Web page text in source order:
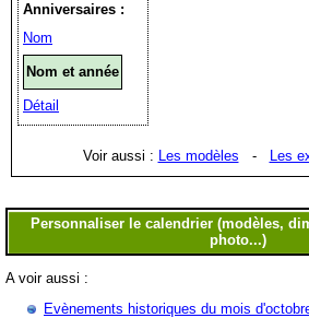
Anniversaires :
Nom
Nom et année
Détail
Voir aussi : Les modèles - Les
A voir aussi :
Evènements historiques du mois